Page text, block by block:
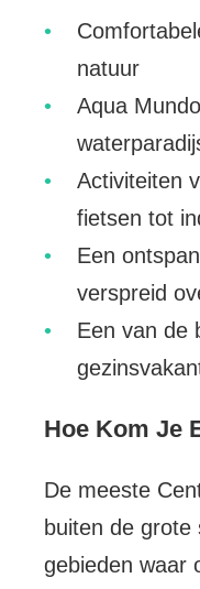
natuur
Aqua
Activiteiten
fietsen tot
Een
verspreid
Een van de
Hoe Kom Je
De meeste
buiten de
gebieden waar